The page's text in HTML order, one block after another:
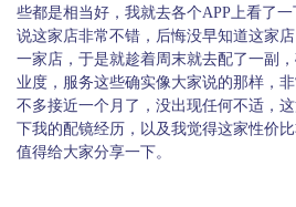
些都是相当好，我就去各个APP上看了
说这家店非常不错，后悔没早知道这家
一家店，于是就趁着周末就去配了一副
业度，服务这些确实像大家说的那样，
不多接近一个月了，没出现任何不适，
下我的配镜经历，以及我觉得这家性价
值得给大家分享一下。